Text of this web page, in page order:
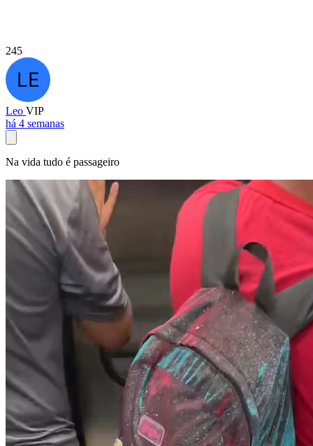
245
Leo VIP
há 4 semanas
Na vida tudo é passageiro